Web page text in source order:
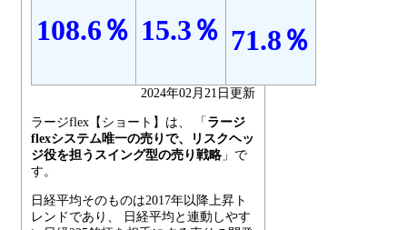
108.6％ 15.3％ 71.8％
2024年02月21日更新
ラージflex【ショート】は、 「 ラージ
flexシステム唯一の売りで、リスクヘッ
ジ役を担うスイング型の売り戦略 」で
す。
日経平均そのものは2017年以降上昇ト
レンドであり、 日経平均と連動しやす